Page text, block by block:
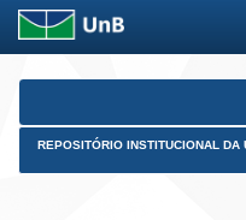
Skip
REPOSITÓRIO INSTITUCIONAL DA